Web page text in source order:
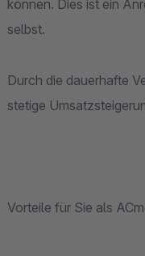
können. Dies ist ein
selbst.
Durch die dauerhafte
stetige
Vorteile für Sie als